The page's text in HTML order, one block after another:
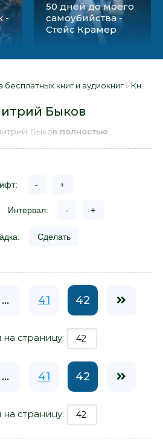
-
50 дней до моего
самоубийства -
Стейс Крамер
книг и аудиокниг » Книги
Быков
Быков полностью
- +
Интервал: - +
Сделать
... 41 42
страницу:
... 41 42
страницу: